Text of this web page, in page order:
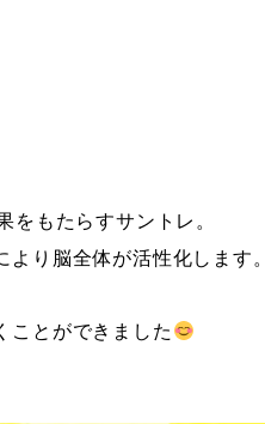
をもたらすサントレ。
り脳全体が活性化します。
ことができました